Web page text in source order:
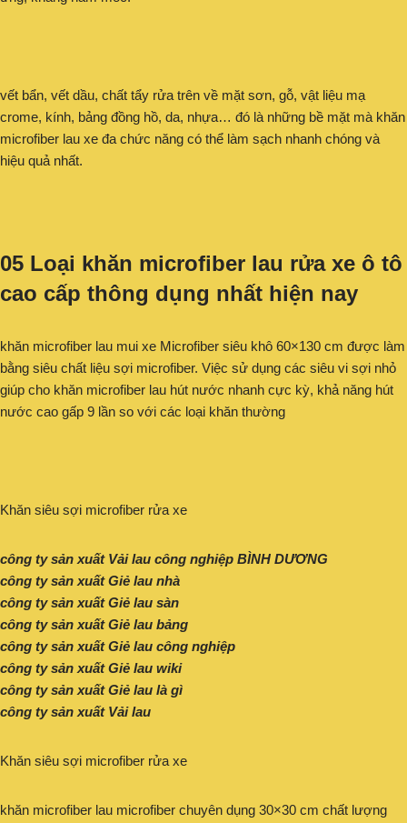
vết bẩn, vết dầu, chất tẩy rửa trên về mặt sơn, gỗ, vật liệu mạ
crome, kính, bảng đồng hồ, da, nhựa… đó là những bề mặt mà khăn
microfiber lau xe đa chức năng có thể làm sạch nhanh chóng và
hiệu quả nhất.
05 Loại khăn microfiber lau rửa xe ô tô
cao cấp thông dụng nhất hiện nay
khăn microfiber lau mui xe Microfiber siêu khô 60×130 cm được làm
bằng siêu chất liệu sợi microfiber. Việc sử dụng các siêu vi sợi nhỏ
giúp cho khăn microfiber lau hút nước nhanh cực kỳ, khả năng hút
nước cao gấp 9 lần so với các loại khăn thường
Khăn siêu sợi microfiber rửa xe
công ty sản xuất Vải lau công nghiệp BÌNH DƯƠNG
công ty sản xuất Giẻ lau nhà
công ty sản xuất Giẻ lau sàn
công ty sản xuất Giẻ lau bảng
công ty sản xuất Giẻ lau công nghiệp
công ty sản xuất Giẻ lau wiki
công ty sản xuất Giẻ lau là gì
công ty sản xuất Vải lau
Khăn siêu sợi microfiber rửa xe
khăn microfiber lau microfiber chuyên dụng 30×30 cm chất lượng